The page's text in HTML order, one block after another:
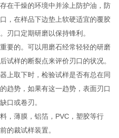
在干燥的环境中并涂上防护油，防
，在样品下边垫上软硬适宜的覆胶
刃口定期研磨以保持锋利。
的。可以用磨石经常轻轻的研磨
试样的断裂点来评价刃口的状况。
上取下时，检验试样是否有总在同
趋势，如果有这一趋势，表面刃口
口或卷刃。
薄膜，铝箔，PVC，塑胶等行
的裁试样装置。